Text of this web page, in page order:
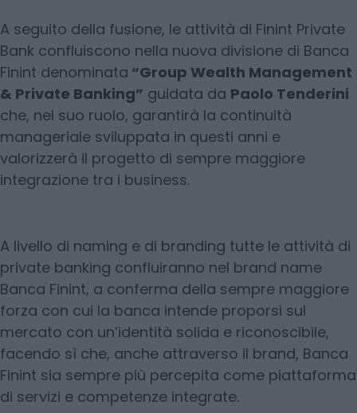
A seguito della fusione, le attività di Finint Private
Bank confluiscono nella nuova divisione di Banca
Finint denominata “Group Wealth Management
& Private Banking” guidata da Paolo Tenderini
che, nel suo ruolo, garantirà la continuità
manageriale sviluppata in questi anni e
valorizzerà il progetto di sempre maggiore
integrazione tra i business.
A livello di naming e di branding tutte le attività di
private banking confluiranno nel brand name
Banca Finint, a conferma della sempre maggiore
forza con cui la banca intende proporsi sul
mercato con un’identità solida e riconoscibile,
facendo sì che, anche attraverso il brand, Banca
Finint sia sempre più percepita come piattaforma
di servizi e competenze integrate.